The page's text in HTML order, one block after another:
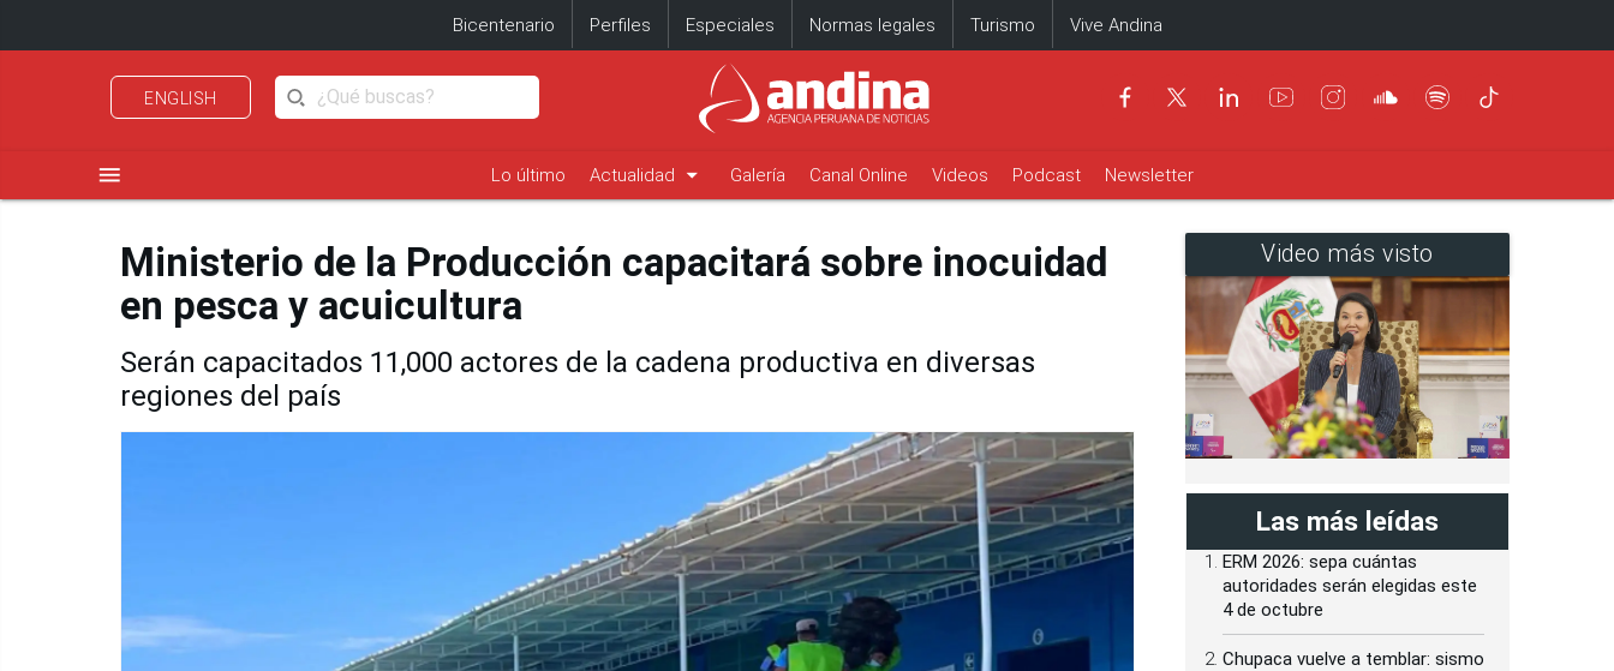
Bicentenario Perfiles Especiales Normas legales Turismo Vive Andina
ENGLISH
menu Lo último Actualidad arrow_drop_down Galería Canal Online Videos Podcast Newsletter
Ministerio de la Producción capacitará sobre inocuidad
en pesca y acuicultura
Serán capacitados 11,000 actores de la cadena productiva en diversas
regiones del país
Video más visto
Las más leídas
ERM 2026: sepa cuántas
autoridades serán elegidas este
4 de octubre
Chupaca vuelve a temblar: sismo